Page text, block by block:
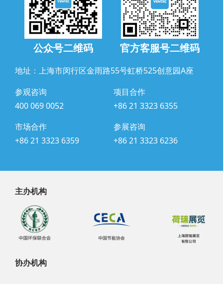
公众号二维码 官方客服号二维码
地址：上海市闵行区金雨路55号虹桥525创意园A座
参观咨询
400 069 0052
项目合作
+86 21 3323 6355
市场合作
+86 21 3323 6359
参展咨询
+86 21 3323 6236
主办机构
协办机构